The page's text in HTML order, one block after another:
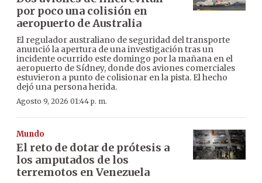
por poco una colisión en
aeropuerto de Australia
El regulador australiano de seguridad del transporte
anunció la apertura de una investigación tras un
incidente ocurrido este domingo por la mañana en el
aeropuerto de Sídney, donde dos aviones comerciales
estuvieron a punto de colisionar en la pista. El hecho
dejó una persona herida.
Agosto 9, 2026 01:44 p. m.
Mundo
El reto de dotar de prótesis a
los amputados de los
terremotos en Venezuela